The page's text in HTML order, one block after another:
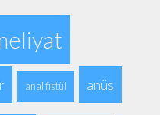
anal fistül anüs